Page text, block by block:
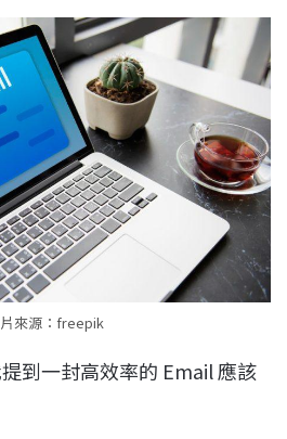
n
p
y
L
k
來源：freepik
到一封高效率的 Email 應該